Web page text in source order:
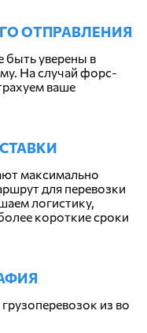
ОТПРАВЛЕНИЯ
быть уверены в
На случай форс-
ваше
максимально
для перевозки
логистику,
короткие сроки
из во